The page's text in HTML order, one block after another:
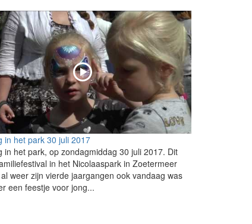
in het park 30 juli 2017
in het park, op zondagmiddag 30 juli 2017. Dit
in het Nicolaaspark in Zoetermeer
weer zijn vierde jaargangen ook vandaag was
een feestje voor jong...